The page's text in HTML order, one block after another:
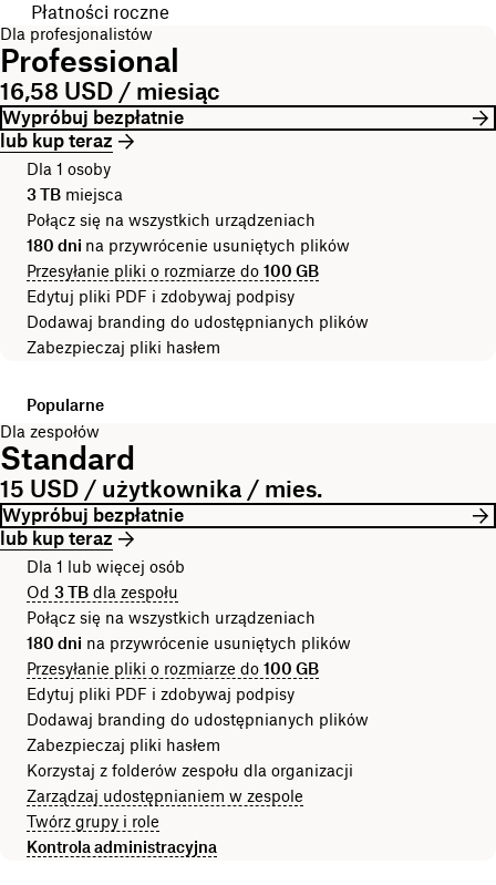
Płatności roczne
Dla profesjonalistów
Professional
16,58 USD / miesiąc
Wypróbuj bezpłatnie
lub kup teraz
Dla 1 osoby
3 TB miejsca
Połącz się na wszystkich urządzeniach
180 dni na przywrócenie usuniętych plików
Przesyłanie pliki o rozmiarze do 100 GB
Edytuj pliki PDF i zdobywaj podpisy
Dodawaj branding do udostępnianych plików
Zabezpieczaj pliki hasłem
Popularne
Dla zespołów
Standard
15 USD / użytkownika / mies.
Wypróbuj bezpłatnie
lub kup teraz
Dla 1 lub więcej osób
Od 3 TB dla zespołu
Połącz się na wszystkich urządzeniach
180 dni na przywrócenie usuniętych plików
Przesyłanie pliki o rozmiarze do 100 GB
Edytuj pliki PDF i zdobywaj podpisy
Dodawaj branding do udostępnianych plików
Zabezpieczaj pliki hasłem
Korzystaj z folderów zespołu dla organizacji
Zarządzaj udostępnianiem w zespole
Twórz grupy i role
Kontrola administracyjna